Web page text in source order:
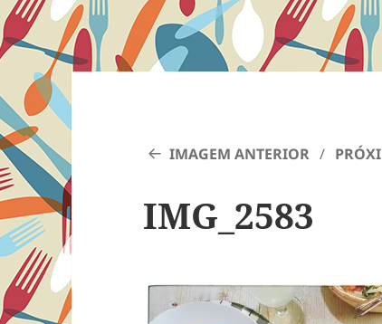
IMAGEM ANTERIOR
IMG_2583